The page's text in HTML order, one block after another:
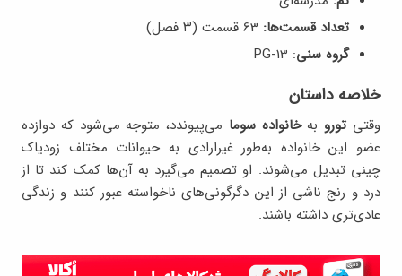
تعداد قسمت‌ها:
گروه سنی: PG-13
خلاصه داستان
وقتی توروبهخانواده سوما می‌پیوندد، متوجه می‌شود که دوازده
عضو این خانواده به‌طور غیرارادی به حیوانات مختلف زودیاک
چینی تبدیل می‌شوند. او تصمیم می‌گیرد به آن‌ها کمک کند تا از
درد و رنج ناشی از این دگرگونی‌های ناخواسته عبور کنند و زندگی
عادی‌تری داشته باشند.